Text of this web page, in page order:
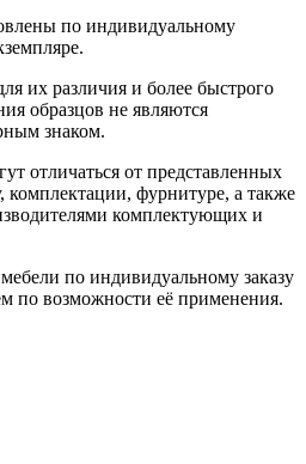
по индивидуальному
их различия и более быстрого
образцов не являются
знаком.
отличаться от представленных
комплектации, фурнитуре, а также
комплектующих и
по индивидуальному заказу
по возможности её применения.